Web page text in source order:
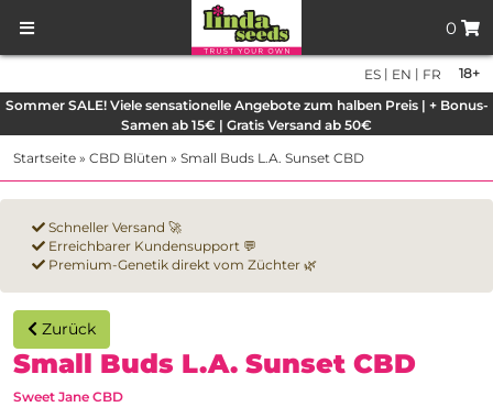
0
18+
ES | EN | FR
Sommer SALE! Viele sensationelle Angebote zum halben Preis | + Bonus-
Samen ab 15€ | Gratis Versand ab 50€
Startseite » CBD Blüten » Small Buds L.A. Sunset CBD
Schneller Versand 🚀
Erreichbarer Kundensupport 💬
Premium-Genetik direkt vom Züchter 🌿
Zurück
Small Buds L.A. Sunset CBD
Sweet Jane CBD